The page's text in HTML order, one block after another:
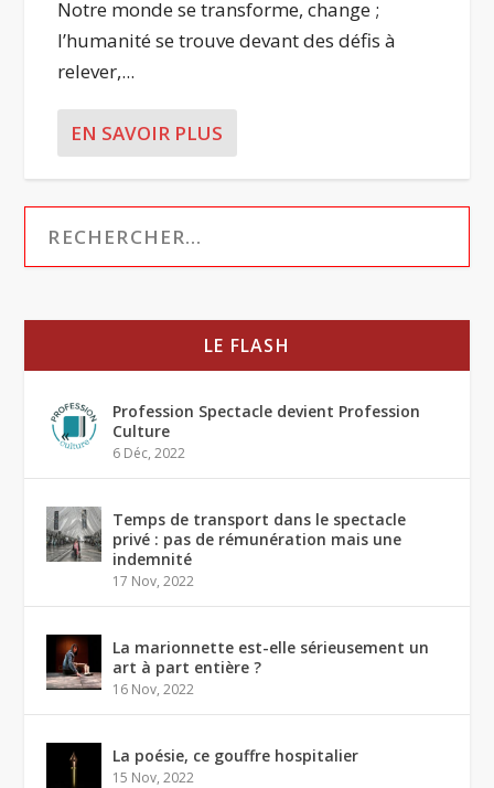
Notre monde se transforme, change ;
l’humanité se trouve devant des défis à
relever,...
EN SAVOIR PLUS
LE FLASH
Profession Spectacle devient Profession
Culture
6 Déc, 2022
Temps de transport dans le spectacle
privé : pas de rémunération mais une
indemnité
17 Nov, 2022
La marionnette est-elle sérieusement un
art à part entière ?
16 Nov, 2022
La poésie, ce gouffre hospitalier
15 Nov, 2022